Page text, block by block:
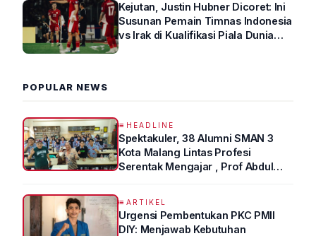
Kejutan, Justin Hubner Dicoret: Ini
Susunan Pemain Timnas Indonesia
vs Irak di Kualifikasi Piala Dunia
POPULAR NEWS
HEADLINE
Spektakuler, 38 Alumni SMAN 3
Kota Malang Lintas Profesi
Serentak Mengajar , Prof Abdul
ARTIKEL
Urgensi Pembentukan PKC PMII
DIY: Menjawab Kebutuhan